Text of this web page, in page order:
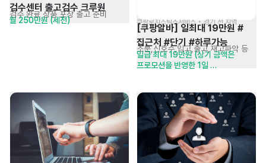
검수센터 출고검수 크루원
검수 완료 상품 포장 출고 준비
월 250만원 (세전) 쿠팡로지스틱스서비스 • 경기 전 지역
[쿠팡알바] 일최대 19만원 #
집근처 #단기 #하루가능
소분,신호수,입고,출고,재고파악 등
일급 최대 19만원 (상기 금액은
프로모션을 반영한 1일
지급 내용이 상이하오니 헬퍼
채용홈페이지에서 자세한 내용 확인
부탁 드립니다)